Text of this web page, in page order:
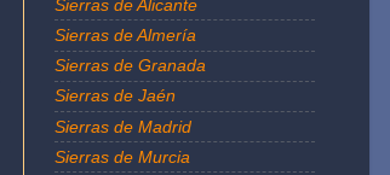
Sierras de Alicante
Sierras de Almería
Sierras de Granada
Sierras de Jaén
Sierras de Madrid
Sierras de Murcia